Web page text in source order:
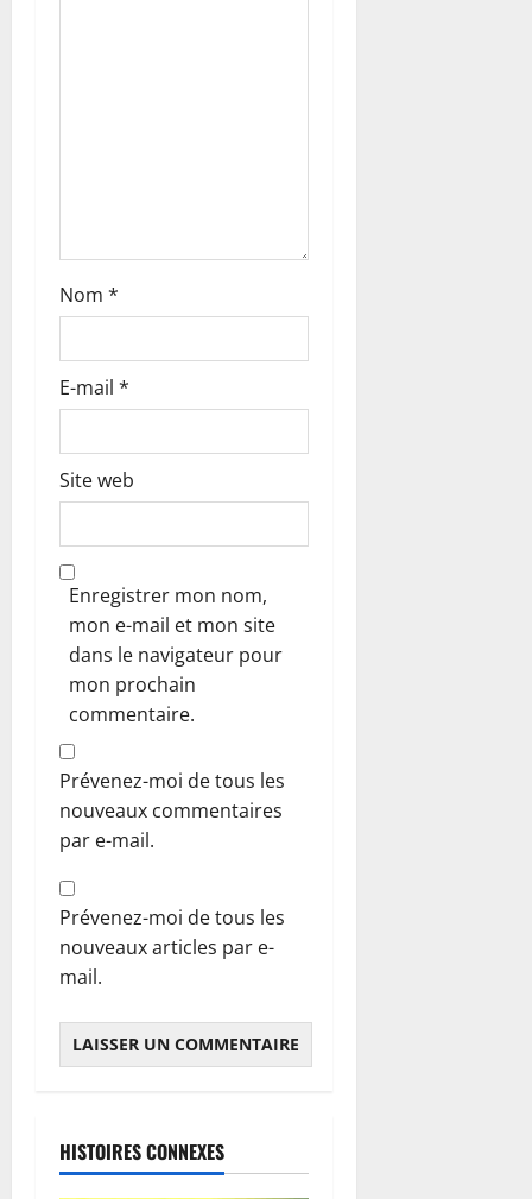
l
e
Nom *
E-mail *
Site web
Enregistrer mon nom,
mon e-mail et mon site
dans le navigateur pour
mon prochain
commentaire.
Prévenez-moi de tous les
nouveaux commentaires
par e-mail.
Prévenez-moi de tous les
nouveaux articles par e-
mail.
HISTOIRES CONNEXES